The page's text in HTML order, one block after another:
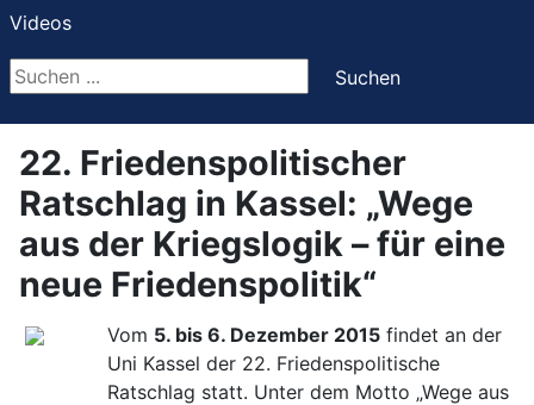
Videos
Suchen ...
Suchen
22. Friedenspolitischer
Ratschlag in Kassel: „Wege
aus der Kriegslogik – für eine
neue Friedenspolitik“
Vom 5. bis 6. Dezember 2015 findet an der
Uni Kassel der 22. Friedenspolitische
Ratschlag statt. Unter dem Motto „Wege aus